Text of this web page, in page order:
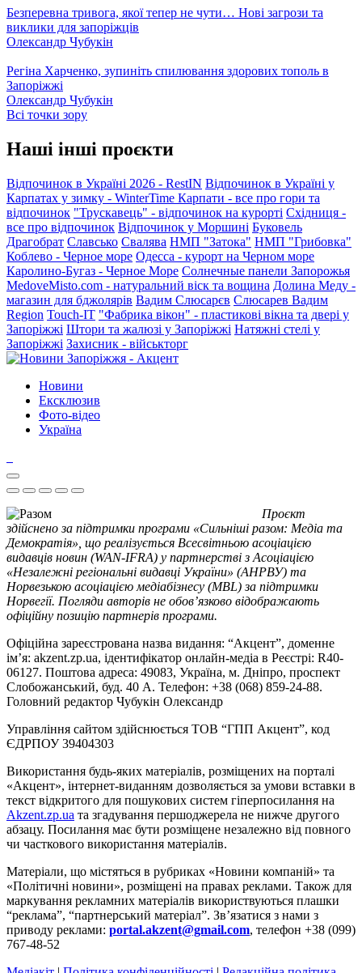
Безперевна тривога, якої тепер не чути… Нові загрози та
виклики для запоріжців
Олександр Чубукін
Регіна Харченко, зупиніть спилювання здорових тополь в
Запоріжжі
Олександр Чубукін
Всі точки зору
Наші інші проєкти
Відпочинок в Україні 2026 - RestIN Відпочинок в Україні у
Карпатах у зимку - WinterTime Карпати - все про гори та
відпочинок "Трускавець" - відпочинок на курорті Східниця -
все про відпочинок Відпочинок у Моршині Буковель
Драгобрат Славсько Свалява НМП "Затока" НМП "Грибовка"
Коблево - Черное море Одесса - курорт на Черном море
Каролино-Бугаз - Черное Море Солнечные панели Запорожья
MedoveMisto.com - натуральний віск та вощина Долина Меду -
магазин для бджолярів Вадим Слюсарєв Слюсарев Вадим
Region Touch-IT "Фабрика вікон" - пластикові вікна та двері у
Запоріжжі Штори та жалюзі у Запоріжжі Натяжні стелі у
Запоріжжі Захисник - військторг
Новини
Ексклюзив
Фото-відео
Україна
Проєкт
здійснено за підтримки програми «Сильніші разом: Медіа та
Демократія», що реалізується Всесвітньою асоціацією
видавців новин (WAN-IFRA) у партнерстві з Асоціацією
«Незалежні регіональні видавці України» (АНРВУ) та
Норвезькою асоціацією медіабізнесу (MBL) за підтримки
Норвегії. Погляди авторів не обов’язково відображають
офіційну позицію партнерів програми.
Офіційна зареєстрована назва видання: “Акцент”, доменне
ім’я: akzent.zp.ua, ідентифікатор онлайн-медіа в Реєстрі: R40-
06127. Поштова адреса: 49083, Україна, м. Дніпро, проспект
Слобожанський, буд. 40 А. Телефон: +38 (068) 859-24-88.
Головний редактор Чубукін Олександр
Управління сайтом здійснюється ТОВ “ГПП Акцент”, код
ЄДРПОУ 39404303
Використання будь-яких матеріалів, розміщених на порталі
«Акцент», інтернет-виданням дозволяється за умови вставки в
текст відкритого для пошукових систем гіперпосилання на
Akzent.zp.ua та згадування першоджерела не нижче другого
абзацу. Посилання має бути розміщене незалежно від повного
чи часткового використання матеріалів.
Матеріали, що містяться в рубриках «Новини компаній» та
«Політичні новини», розміщені на правах реклами. Також для
маркування рекламних матеріалів використвуються плашки
“реклама”, “партнерський матеріал”. Зв’язатися з нами з
приводу реклами: portal.akzent@gmail.com, телефон +38 (099)
767-48-52